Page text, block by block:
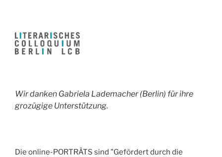
Wir danken Gabriela Lademacher (Berlin) für ihre
grozügige Unterstützung.
Die online-PORTRÄTS sind "Gefördert durch die